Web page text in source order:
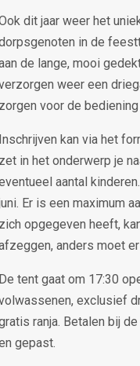
dit jaar weer het
in de
de lange, mooi
weer een
zorgen voor de bediening
Inschrijven kan via het
zet in het onderwerp je
aantal
Er is een maximum
zich opgegeven heeft,
anders moet
De tent gaat om 17:30
exclusief
ranja. Betalen bij
gepast.